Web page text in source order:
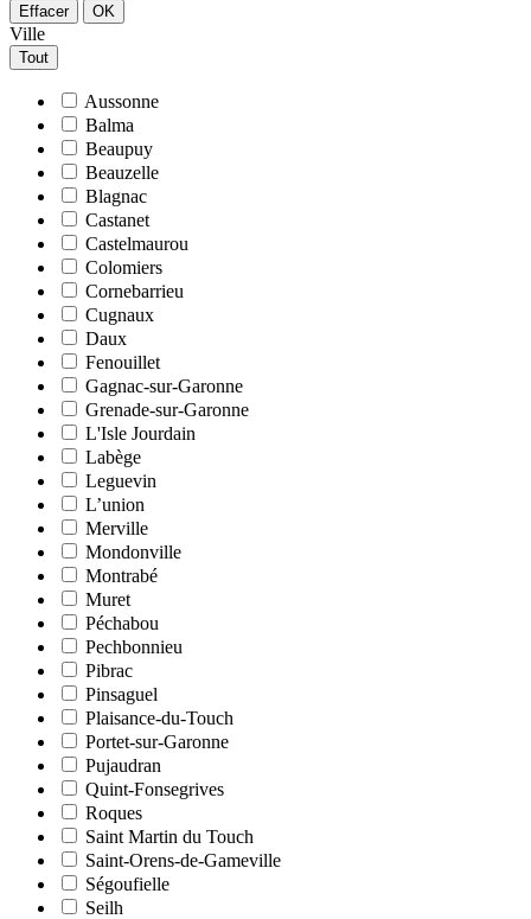
Effacer OK
Ville
Tout
Aussonne
Balma
Beaupuy
Beauzelle
Blagnac
Castanet
Castelmaurou
Colomiers
Cornebarrieu
Cugnaux
Daux
Fenouillet
Gagnac-sur-Garonne
Grenade-sur-Garonne
L'Isle Jourdain
Labège
Leguevin
L’union
Merville
Mondonville
Montrabé
Muret
Péchabou
Pechbonnieu
Pibrac
Pinsaguel
Plaisance-du-Touch
Portet-sur-Garonne
Pujaudran
Quint-Fonsegrives
Roques
Saint Martin du Touch
Saint-Orens-de-Gameville
Ségoufielle
Seilh